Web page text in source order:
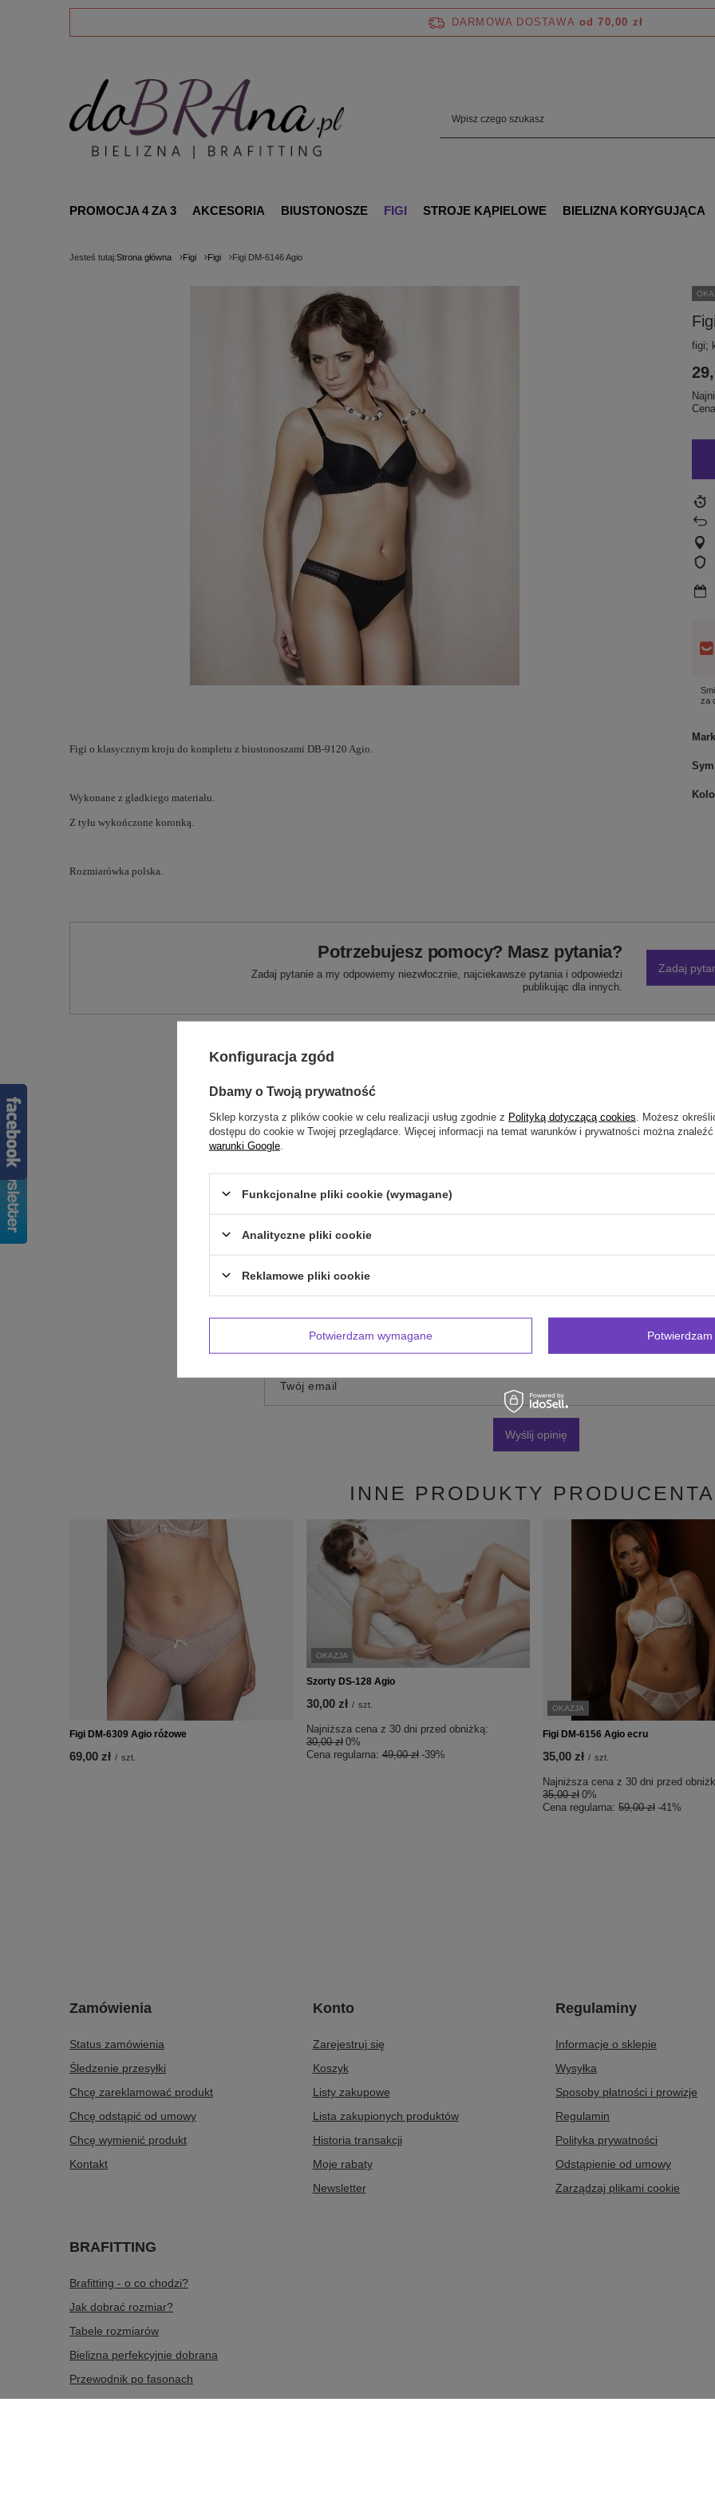
DARMOWA DOSTAWA od 70,00 zł
PROMOCJA 4 ZA 3 AKCESORIA BIUSTONOSZE FIGI STROJE KĄPIELOWE BIELIZNA KORYGUJĄCA
Jesteś tutaj:Strona główna Figi Figi Figi DM-6146 Agio
figi;
za
Figi o klasycznym kroju do kompletu z biustonoszami DB-9120 Agio.
Wykonane z gładkiego materiału.
Z tyłu wykończone koronką.
Rozmiarówka polska.
Potrzebujesz pomocy? Masz pytania?
Zadaj pytanie a my odpowiemy niezwłocznie, najciekawsze pytania i odpowiedzi
publikując dla innych.
Zadaj
5/5
Dodaj własne zdjęcie produktu:
Twoje imię
Twój email
Wyślij opinię
INNE PRODUKTY
Figi DM-6309 Agio różowe
69,00 zł / szt.
OKAZJA
Szorty DS-128 Agio
30,00 zł / szt.
Najniższa cena z 30 dni przed obniżką:
30,00 zł 0%
Cena regularna: 49,00 zł -39%
OKAZJA
Figi DM-6156 Agio ecru
35,00 zł / szt.
Najniższa cena z 30 dni przed
35,00 zł 0%
Cena regularna: 59,00 zł -41%
Zamówienia
Status zamówienia
Śledzenie przesyłki
Chcę zareklamować produkt
Chcę odstąpić od umowy
Chcę wymienić produkt
Kontakt
Konto
Zarejestruj się
Koszyk
Listy zakupowe
Lista zakupionych produktów
Historia transakcji
Moje rabaty
Newsletter
Regulaminy
Informacje o sklepie
Wysyłka
Sposoby płatności i prowizje
Regulamin
Polityka prywatności
Odstąpienie od umowy
Zarządzaj plikami cookie
BRAFITTING
Brafitting - o co chodzi?
Jak dobrać rozmiar?
Tabele rozmiarów
Bielizna perfekcyjnie dobrana
Przewodnik po fasonach
Konfiguracja zgód
Dbamy o Twoją prywatność
Sklep korzysta z plików cookie w celu realizacji usług zgodnie z Polityką dotyczącą cookies . Możesz
dostępu do cookie w Twojej przeglądarce. Więcej informacji na temat warunków i prywatności można
warunki Google
Funkcjonalne pliki cookie (wymagane)
Analityczne pliki cookie
Reklamowe pliki cookie
Potwierdzam wymagane